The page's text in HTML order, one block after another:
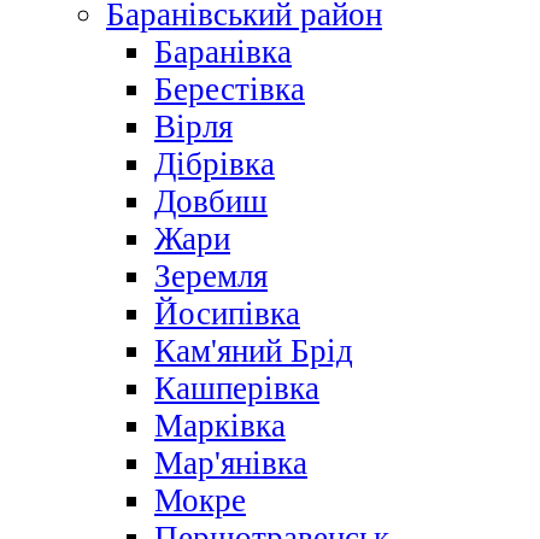
Баранівський район
Баранівка
Берестівка
Вірля
Дібрівка
Довбиш
Жари
Зеремля
Йосипівка
Кам'яний Брід
Кашперівка
Марківка
Мар'янівка
Мокре